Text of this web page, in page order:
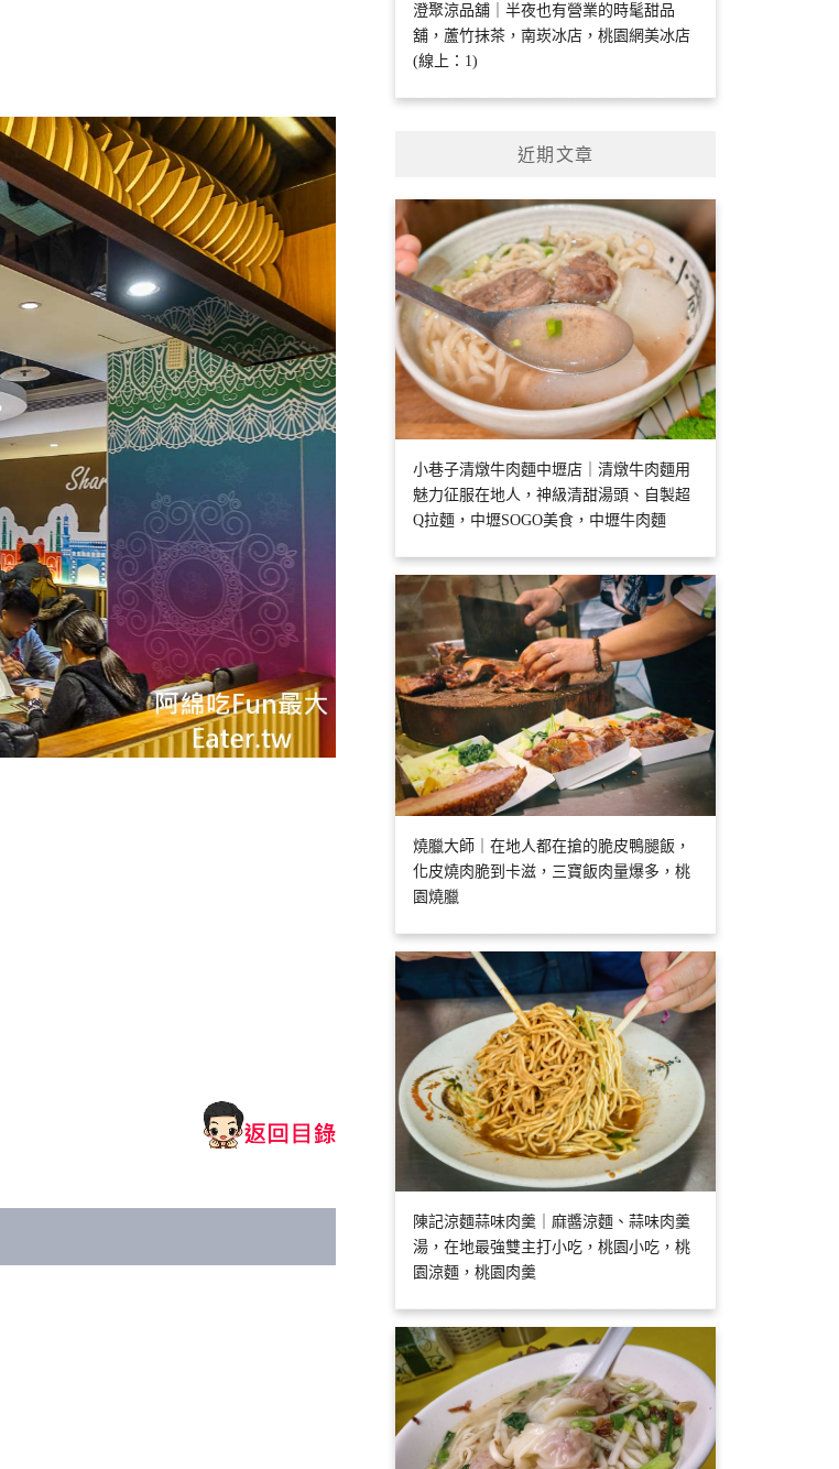
澄聚涼品舖｜半夜也有營業的時髦甜品
舖，蘆竹抹茶，南崁冰店，桃園網美冰店
(線上：1)
近期文章
小巷子清燉牛肉麵中壢店｜清燉牛肉麵用
魅力征服在地人，神級清甜湯頭、自製超
Q拉麵，中壢SOGO美食，中壢牛肉麵
燒臘大師｜在地人都在搶的脆皮鴨腿飯，
化皮燒肉脆到卡滋，三寶飯肉量爆多，桃
園燒臘
陳記涼麵蒜味肉羹｜麻醬涼麵、蒜味肉羹
湯，在地最強雙主打小吃，桃園小吃，桃
園涼麵，桃園肉羹